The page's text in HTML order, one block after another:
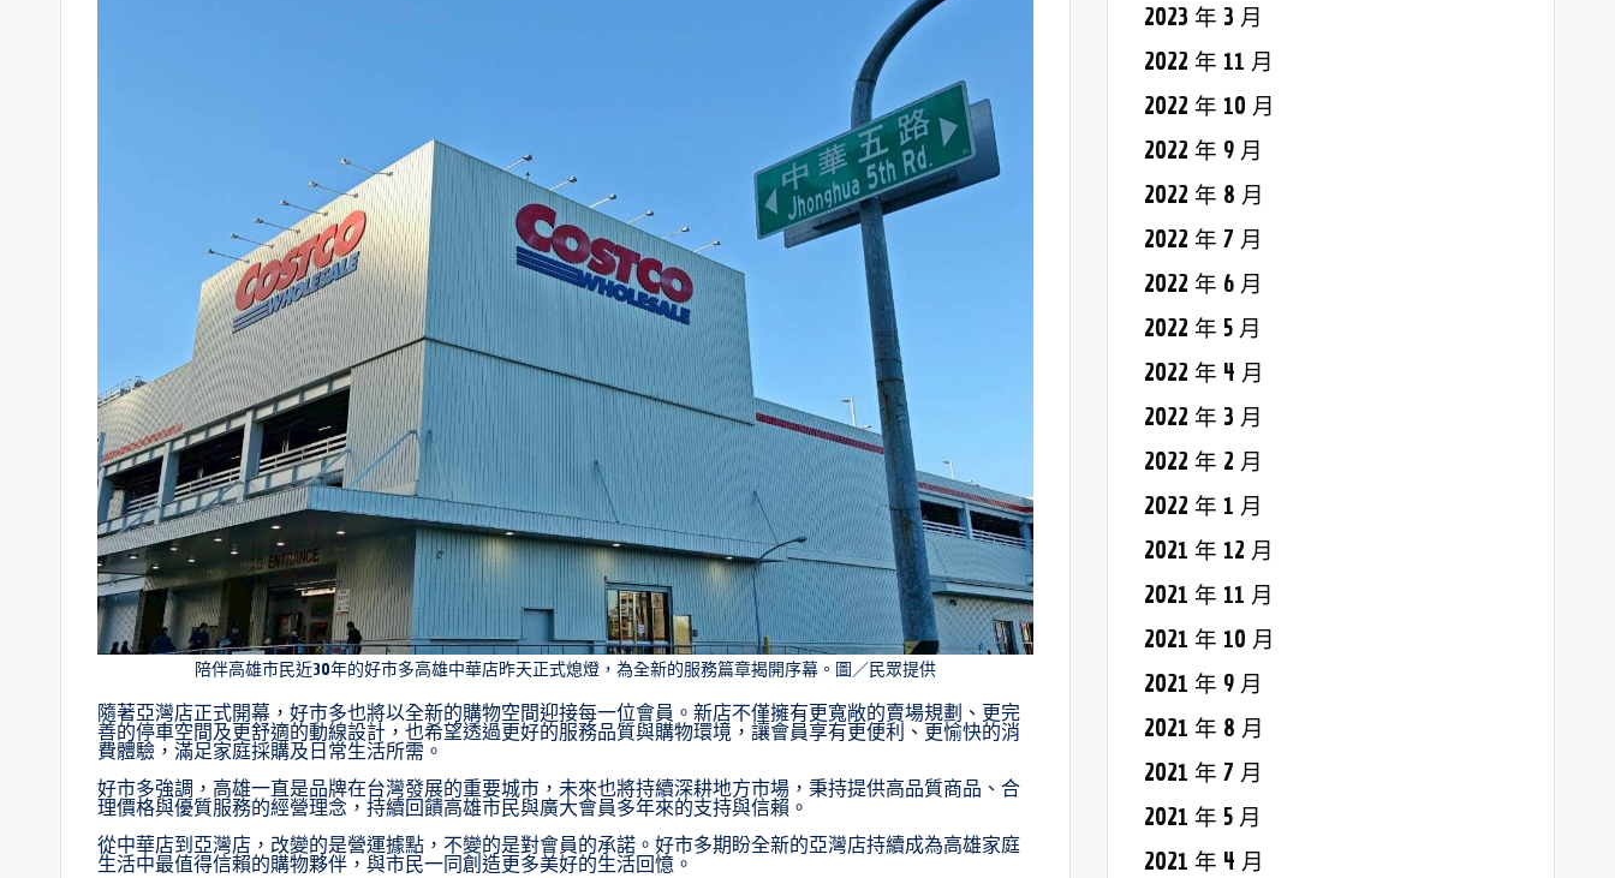
陪伴高雄市民近30年的好市多高雄中華店昨天正式熄燈，為全新的服務篇章揭開序幕。圖／民眾提供
隨著亞灣店正式開幕，好市多也將以全新的購物空間迎接每一位會員。新店不僅擁有更寬敞的賣場規劃、更完
善的停車空間及更舒適的動線設計，也希望透過更好的服務品質與購物環境，讓會員享有更便利、更愉快的消
費體驗，滿足家庭採購及日常生活所需。
好市多強調，高雄一直是品牌在台灣發展的重要城市，未來也將持續深耕地方市場，秉持提供高品質商品、合
理價格與優質服務的經營理念，持續回饋高雄市民與廣大會員多年來的支持與信賴。
從中華店到亞灣店，改變的是營運據點，不變的是對會員的承諾。好市多期盼全新的亞灣店持續成為高雄家庭
生活中最值得信賴的購物夥伴，與市民一同創造更多美好的生活回憶。
2023 年 3 月
2022 年 11 月
2022 年 10 月
2022 年 9 月
2022 年 8 月
2022 年 7 月
2022 年 6 月
2022 年 5 月
2022 年 4 月
2022 年 3 月
2022 年 2 月
2022 年 1 月
2021 年 12 月
2021 年 11 月
2021 年 10 月
2021 年 9 月
2021 年 8 月
2021 年 7 月
2021 年 5 月
2021 年 4 月